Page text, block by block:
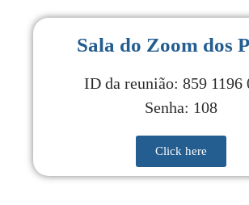
Sala do Zoom dos
ID da reunião: 859 1196
Senha: 108
Click here